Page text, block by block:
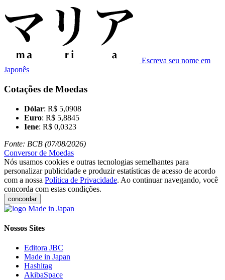
Escreva seu nome em
Japonês
Cotações de Moedas
Dólar: R$ 5,0908
Euro: R$ 5,8845
Iene: R$ 0,0323
Fonte: BCB (07/08/2026)
Conversor de Moedas
Nós usamos cookies e outras tecnologias semelhantes para
personalizar publicidade e produzir estatísticas de acesso de acordo
com a nossa Política de Privacidade. Ao continuar navegando, você
concorda com estas condições.
concordar
Nossos Sites
Editora JBC
Made in Japan
Hashitag
AkibaSpace